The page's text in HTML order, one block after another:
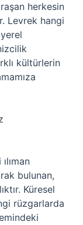
herkesin
Levrek hangi
kültürlerin
bulunan,
Küresel
rüzgarlarda